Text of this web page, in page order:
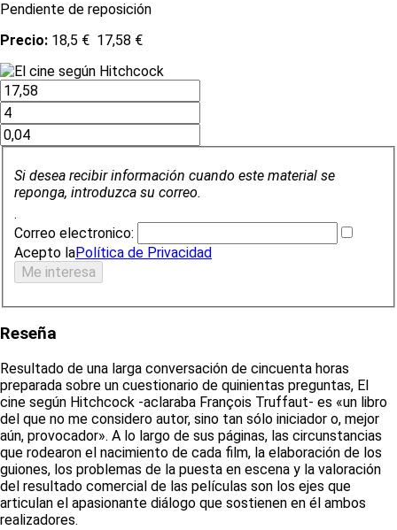
Pendiente de reposición
Precio: 18,5 € 17,58 €
Si desea recibir información cuando este material se
reponga, introduzca su correo.
.
Correo electronico:
Acepto laPolítica de Privacidad
Reseña
Resultado de una larga conversación de cincuenta horas
preparada sobre un cuestionario de quinientas preguntas, El
cine según Hitchcock -aclaraba François Truffaut- es «un libro
del que no me considero autor, sino tan sólo iniciador o, mejor
aún, provocador». A lo largo de sus páginas, las circunstancias
que rodearon el nacimiento de cada film, la elaboración de los
guiones, los problemas de la puesta en escena y la valoración
del resultado comercial de las películas son los ejes que
articulan el apasionante diálogo que sostienen en él ambos
realizadores.